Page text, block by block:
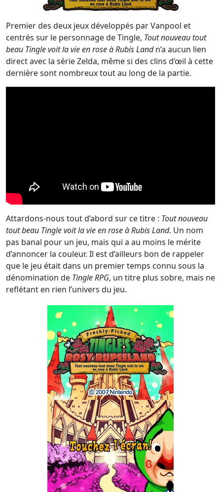
Premier des deux jeux développés par Vanpool et
centrés sur le personnage de Tingle, Tout nouveau tout
beau Tingle voit la vie en rose à Rubis Landn’a aucun lien
direct avec la série Zelda, même si des clins d’œil à cette
dernière sont nombreux tout au long de la partie.
Attardons-nous tout d’abord sur ce titre : Tout nouveau
tout beau Tingle voit la vie en rose à Rubis Land. Un nom
pas banal pour un jeu, mais qui a au moins le mérite
d’annoncer la couleur. Il est d’ailleurs bon de rappeler
que le jeu était dans un premier temps connu sous la
dénomination de Tingle RPG, un titre plus sobre, mais ne
reflétant en rien l’univers du jeu.